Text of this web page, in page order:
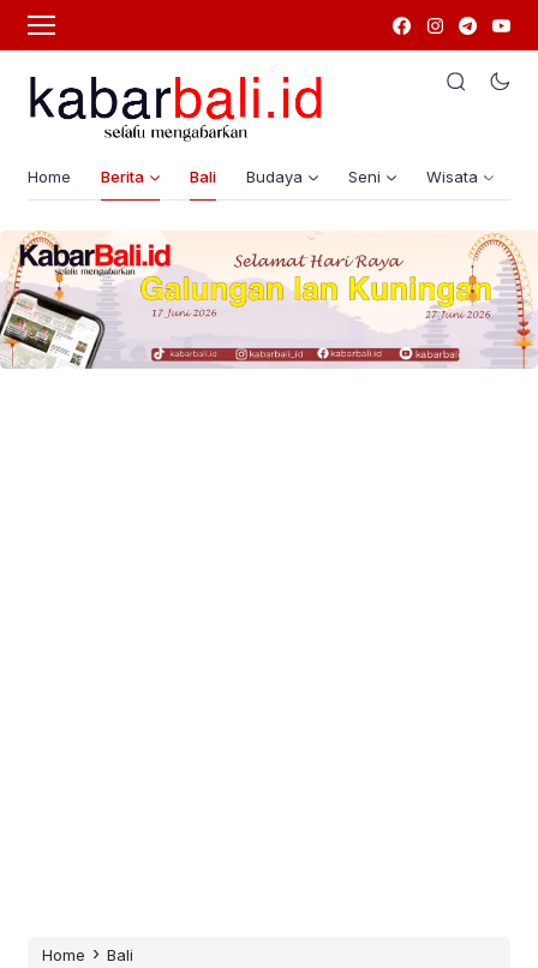
Home Berita Bali Budaya Seni Wisata
Home › Bali